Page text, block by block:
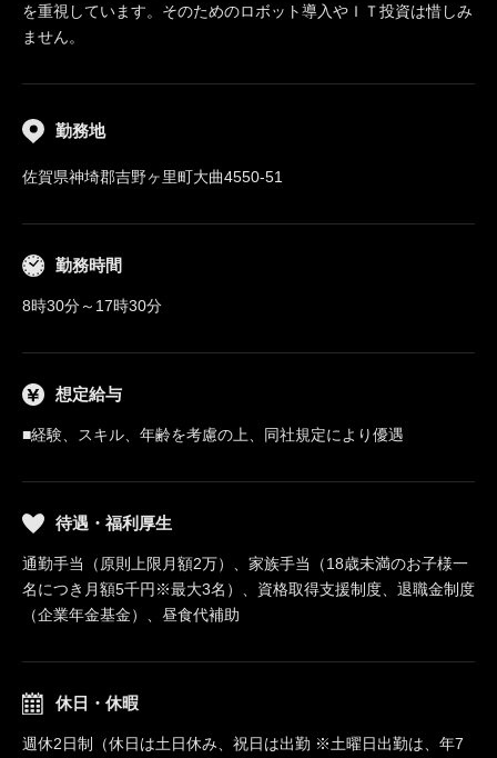
を重視しています。そのためのロボット導入やＩＴ投資は惜しみ
ません。
勤務地
佐賀県神埼郡吉野ヶ里町大曲4550-51
勤務時間
8時30分～17時30分
想定給与
■経験、スキル、年齢を考慮の上、同社規定により優遇
待遇・福利厚生
通勤手当（原則上限月額2万）、家族手当（18歳未満のお子様一
名につき月額5千円※最大3名）、資格取得支援制度、退職金制度
（企業年金基金）、昼食代補助
休日・休暇
週休2日制（休日は土日休み、祝日は出勤 ※土曜日出勤は、年7